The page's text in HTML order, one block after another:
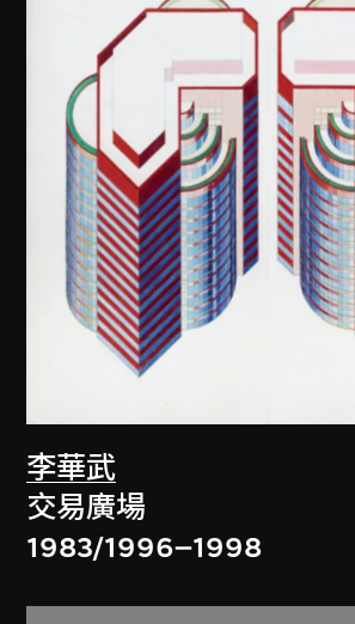
李華武
交易廣場
1983/1996–1998